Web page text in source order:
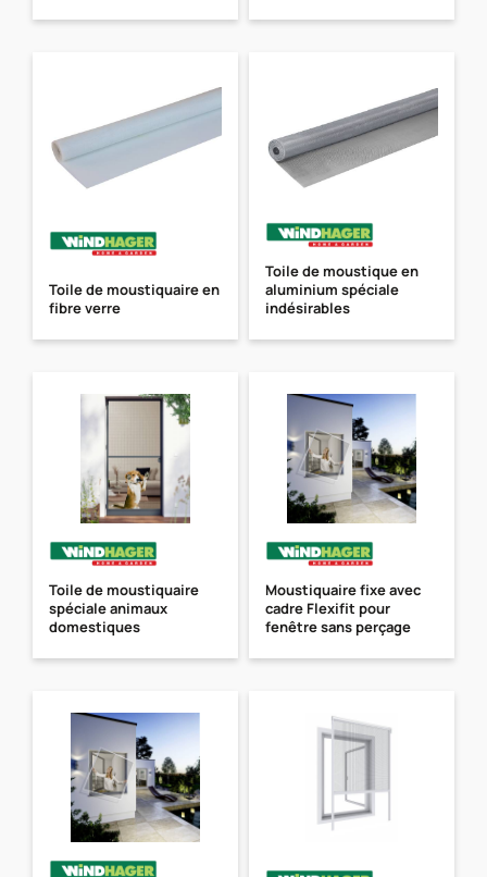
Toile de moustiquaire en
fibre verre
Toile de moustique en
aluminium spéciale
indésirables
Toile de moustiquaire
spéciale animaux
domestiques
Moustiquaire fixe avec
cadre Flexifit pour
fenêtre sans perçage